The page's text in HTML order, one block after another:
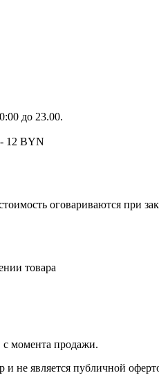
до 23.00.
- 12 BYN
оговариваются при
товара
момента продажи.
не является публичной